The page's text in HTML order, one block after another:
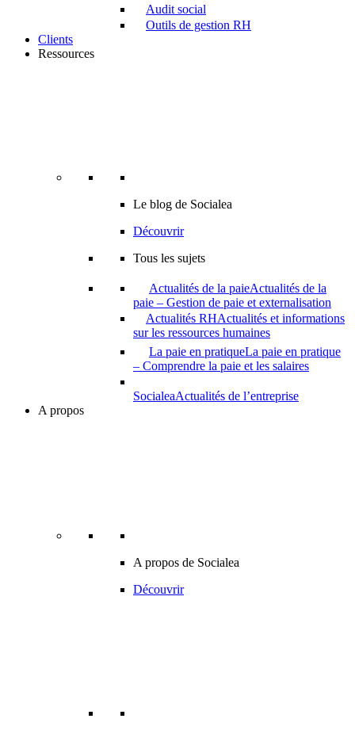
Audit social
Outils de gestion RH
Clients
Ressources
Le blog de Socialea
Découvrir
Tous les sujets
Actualités de la paieActualités de la
paie – Gestion de paie et externalisation
Actualités RHActualités et informations
sur les ressources humaines
La paie en pratiqueLa paie en pratique
– Comprendre la paie et les salaires
SocialeaActualités de l’entreprise
A propos
A propos de Socialea
Découvrir